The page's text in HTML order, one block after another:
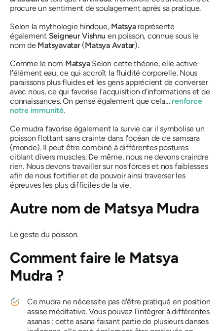
procure un sentiment de soulagement après sa pratique.
Selon la mythologie hindoue, Matsyareprésente
également SeigneurVishnu en poisson, connue sous le
nom de Matsyavatar(Matsya Avatar).
Comme le nom MatsyaSelon cette théorie, elle active
l'élément eau, ce qui accroît la fluidité corporelle. Nous
paraissons plus fluides et les gens apprécient de converser
avec nous, ce qui favorise l'acquisition d'informations et de
connaissances. On pense également que cela… renforce
notre immunité.
Ce mudra favorise également la survie car il symbolise un
poisson flottant sans crainte dans l'océan de ce samsara
(monde). Il peut être combiné à différentes postures
ciblant divers muscles. De même, nous ne devons craindre
rien. Nous devons travailler sur nos forces et nos faiblesses
afin de nous fortifier et de pouvoir ainsi traverser les
épreuves les plus difficiles de la vie.
Autre nom de Matsya Mudra
Le geste du poisson.
Comment faire le Matsya
Mudra ?
Ce mudra ne nécessite pas d'être pratiqué en position
assise méditative. Vous pouvez l'intégreràdifférentes
asanas; cetteasana faisant partie de plusieurs danses